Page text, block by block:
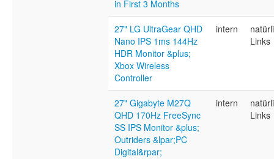
in First 3 Months
27" LG UltraGear QHD
Nano IPS 1ms 144Hz
HDR Monitor &plus;
Xbox Wireless
Controller
intern
Links
27" Gigabyte M27Q
QHD 170Hz FreeSync
SS IPS Monitor &plus;
Outriders &lpar;PC
Digital&rpar;
intern
Links